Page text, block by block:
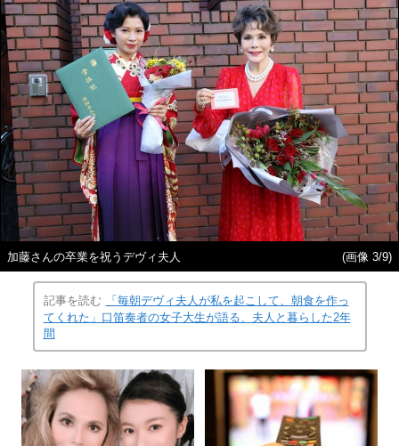
加藤さんの卒業を祝うデヴィ夫人 (画像 3/9)
記事を読む
「毎朝デヴィ夫人が私を起こして、朝食を作っ
てくれた」口笛奏者の女子大生が語る、夫人と暮らした2年
間